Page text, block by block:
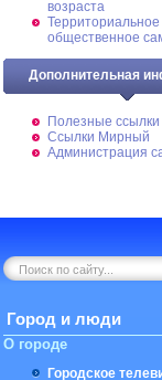
возраста
Территориальное
общественное
Дополнительная
Полезные ссылки
Ссылки Мирный
Администрация
Город и люди
О городе
Городское